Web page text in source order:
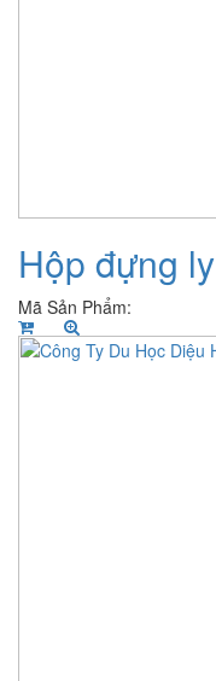
Hộp đựng ly
Mã Sản Phẩm: